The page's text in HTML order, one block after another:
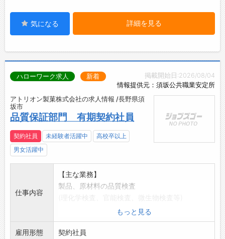
気になる 詳細を見る
掲載開始日:2026/08/04
情報提供元：須坂公共職業安定所
ハローワーク求人 新着
アトリオン製菓株式会社の求人情報 /長野県須
坂市
品質保証部門 有期契約社員
契約社員 未経験者活躍中
高校卒以上
男女活躍中
仕事内容
【主な業務】
製品、原材料の品質検査
検査データの記録、集計、検査成績書作成
【その他】
検査記録の確認、各種文書のファイリング
もっと見る
雇用形態 契約社員